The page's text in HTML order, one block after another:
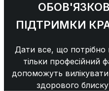
ПІДТРИМКИ
Дати все, що потрібно
тільки професійний
допоможуть
здорового